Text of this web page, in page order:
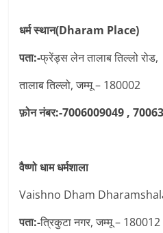
धर्म स्थान(Dharam Place)
पता:-फ्रेंड्स लेन तालाब तिल्लो रोड,
तालाब तिल्लो, जम्मू – 180002
फ़ोन नंबर:-7006009049 ,
वैष्णो धाम धर्मशाला
Vaishno Dham
पता:-त्रिकुटा नगर, जम्मू –